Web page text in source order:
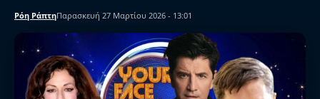
Ρόη ΡάπτηΠαρασκευή 27 Μαρτίου 2026 - 13:01